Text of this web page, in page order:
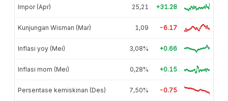
Impor (Apr) 25,21 +31.28
Kunjungan Wisman (Mar) 1,09 -6.17
Inflasi yoy (Mei) 3,08% +0.66
Inflasi mom (Mei) 0,28% +0.15
Persentase kemiskinan (Des) 7,50% -0.75